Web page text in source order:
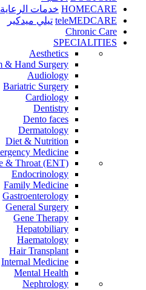
HOMECARE خدمات الرعاية
teleMEDCARE تيلي ميدكير
Chronic Care
SPECIALITIES
Aesthetics
& Hand Surgery
Audiology
Bariatric Surgery
Cardiology
Dentistry
Dento faces
Dermatology
Diet & Nutrition
Medicine
& Throat (ENT)
Endocrinology
Family Medicine
Gastroenterology
General Surgery
Gene Therapy
Hepatobiliary
Haematology
Hair Transplant
Internal Medicine
Mental Health
Nephrology